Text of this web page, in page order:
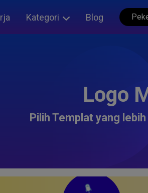
Kategori Blog
Logo
Pilih Templat yang